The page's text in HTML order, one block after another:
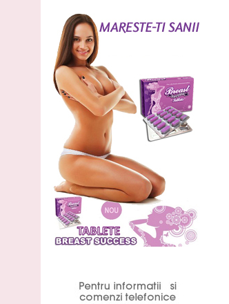
Pompa sani Double
Cod: 1014
120,00Lei (livrare discreta)